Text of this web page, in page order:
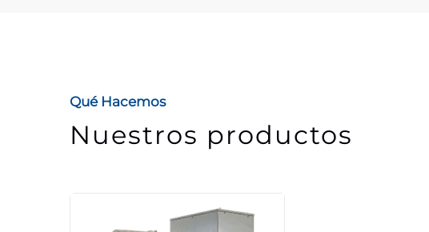
Qué Hacemos
Nuestros productos